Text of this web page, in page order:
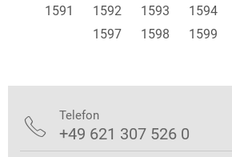
1591
1592 1593 1594
1597
1598 1599
 Telefon
+49 621 307 526 0